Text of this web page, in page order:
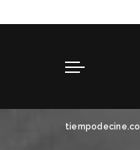
tiempodecine.co